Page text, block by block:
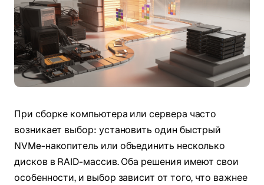
При сборке компьютера или сервера часто
возникает выбор: установить один быстрый
NVMe-накопитель или объединить несколько
дисков в RAID-массив. Оба решения имеют свои
особенности, и выбор зависит от того, что важнее